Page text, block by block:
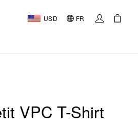
USD FR
VPC T-Shirt